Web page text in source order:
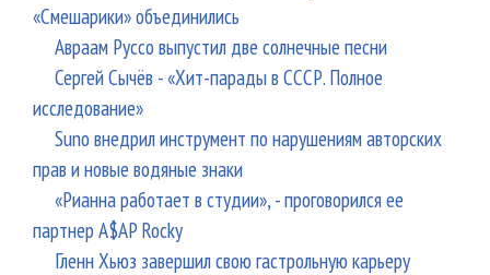
«Смешарики» объединились
Авраам Руссо выпустил две солнечные песни
Сергей Сычёв - «Хит-парады в СССР. Полное
исследование»
Suno внедрил инструмент по нарушениям авторских
прав и новые водяные знаки
«Рианна работает в студии», - проговорился ее
партнер A$AP Rocky
Гленн Хьюз завершил свою гастрольную карьеру